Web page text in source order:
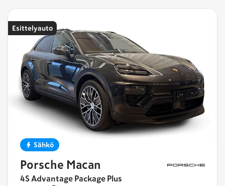
Tuloksia
yhteensä
Esittelyauto
Sähkö
Porsche Macan
4S Advantage Package Plus